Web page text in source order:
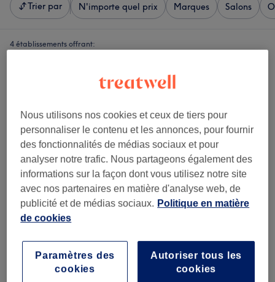
Trier par N'importe quel prix Marques Salons
4 établissements offrant:
Chasana
7 avis
Aiguerelles, Montpellier
Montrer sur la carte
Nous utilisons nos cookies et ceux de tiers pour
personnaliser le contenu et les annonces, pour fournir
des fonctionnalités de médias sociaux et pour
analyser notre trafic. Nous partageons également des
informations sur la façon dont vous utilisez notre site
avec nos partenaires en matière d'analyse web, de
publicité et de médias sociaux. Politique en matière
de cookies
Autoriser tous les
cookies
Paramètres des
cookies